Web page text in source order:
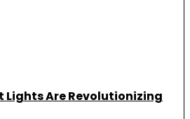
Lights Are Revolutionizing